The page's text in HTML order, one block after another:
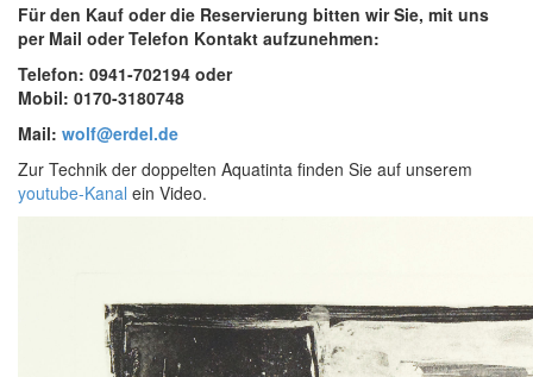
Für den Kauf oder die Reservierung bitten wir Sie, mit uns
per Mail oder Telefon Kontakt aufzunehmen:
Telefon: 0941-702194 oder
Mobil: 0170-3180748
Mail: wolf@erdel.de
Zur Technik der doppelten Aquatinta finden Sie auf unserem
youtube-Kanal ein Video.